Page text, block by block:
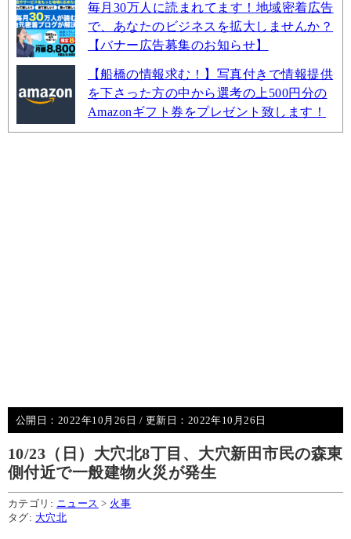
毎月30万人に読まれてます！地域密着広告
で、あなたのビジネスを拡大しませんか？
【バナー広告募集のお知らせ】
【船橋の情報求む！】写真付きで情報提供
を下さった方の中から選考の上500円分の
Amazonギフト券をプレゼント致します！
公開日： 2022年10月26日 / 更新日： 2022年10月26日
10/23（日）大穴北8丁目、大穴新田市民の森東
側付近で一般建物火災が発生
カテゴリ: ニュース > 火事
タグ: 大穴北